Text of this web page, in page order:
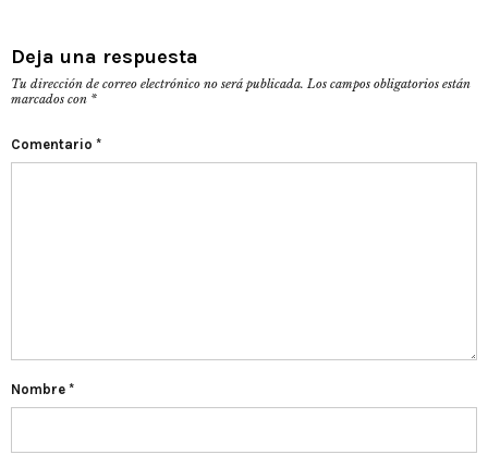
Deja una respuesta
Tu dirección de correo electrónico no será publicada. Los campos obligatorios están
marcados con *
Comentario *
Nombre *